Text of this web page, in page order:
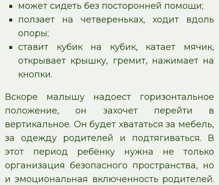
может сидеть без посторонней помощи;
ползает на четвереньках, ходит вдоль
опоры;
ставит кубик на кубик, катает мячик,
открывает крышку, гремит, нажимает на
кнопки.
Вскоре малышу надоест горизонтальное
положение, он захочет перейти в
вертикальное. Он будет хвататься за мебель,
за одежду родителей и подтягиваться. В
этот период ребёнку нужна не только
организация безопасного пространства, но
и эмоциональная включенность родителей.